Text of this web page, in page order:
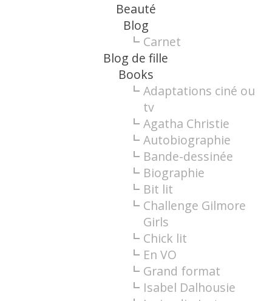
Beauté
Blog
Carnet
Blog de fille
Books
Adaptations ciné ou
tv
Agatha Christie
Autobiographie
Bande-dessinée
Biographie
Bit lit
Challenge Gilmore
Girls
Chick lit
En VO
Grand format
Isabel Dalhousie